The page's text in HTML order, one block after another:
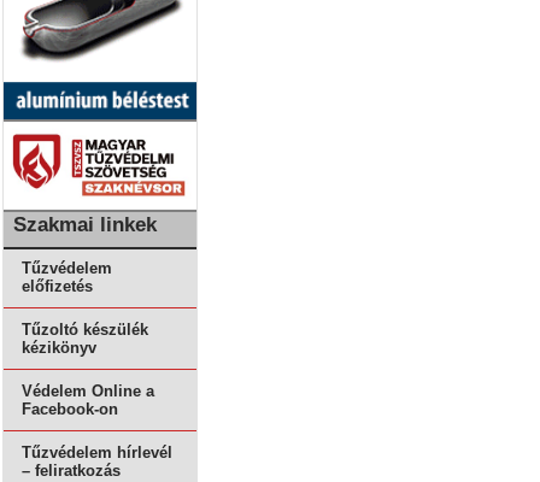
Szakmai linkek
Tűzvédelem
előfizetés
Tűzoltó készülék
kézikönyv
Védelem Online a
Facebook-on
Tűzvédelem hírlevél
– feliratkozás